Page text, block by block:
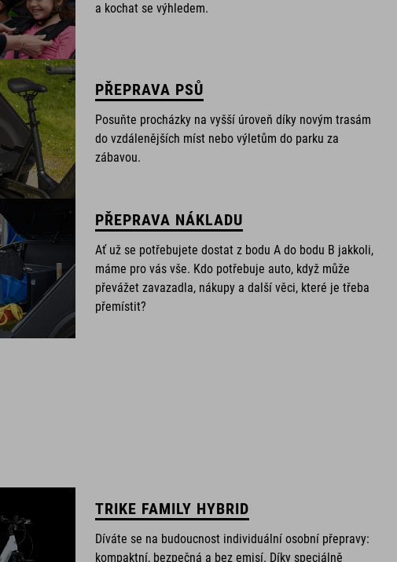
a kochat se výhledem.
PŘEPRAVA PSŮ
Posuňte procházky na vyšší úroveň díky novým trasám
do vzdálenějších míst nebo výletům do parku za
zábavou.
PŘEPRAVA NÁKLADU
Ať už se potřebujete dostat z bodu A do bodu B jakkoli,
máme pro vás vše. Kdo potřebuje auto, když může
převážet zavazadla, nákupy a další věci, které je třeba
přemístit?
TRIKE FAMILY HYBRID
Díváte se na budoucnost individuální osobní přepravy:
kompaktní, bezpečná a bez emisí. Díky speciálně